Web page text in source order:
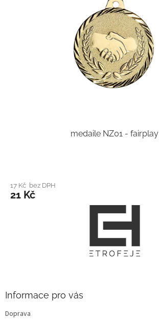
medaile NZ01 - fairplay
17 Kč bez DPH
21 Kč
Informace pro vás
Doprava